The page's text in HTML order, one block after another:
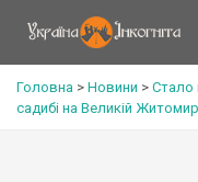
Головна > Новини > Стало
садибі на Великій